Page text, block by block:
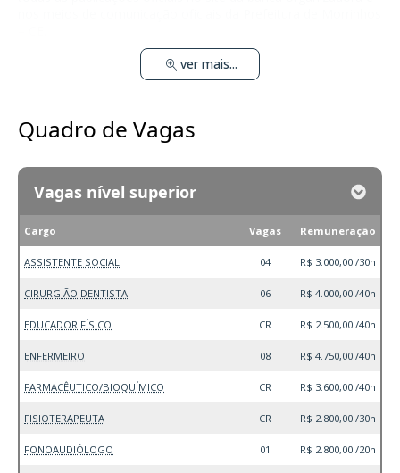
ver mais...
Quadro de Vagas
Vagas nível superior
Cargo Vagas Remuneração
ASSISTENTE SOCIAL 04 R$ 3.000,00 /30h
CIRURGIÃO DENTISTA 06 R$ 4.000,00 /40h
EDUCADOR FÍSICO CR R$ 2.500,00 /40h
ENFERMEIRO 08 R$ 4.750,00 /40h
FARMACÊUTICO/BIOQUÍMICO CR R$ 3.600,00 /40h
FISIOTERAPEUTA CR R$ 2.800,00 /30h
FONOAUDIÓLOGO 01 R$ 2.800,00 /20h